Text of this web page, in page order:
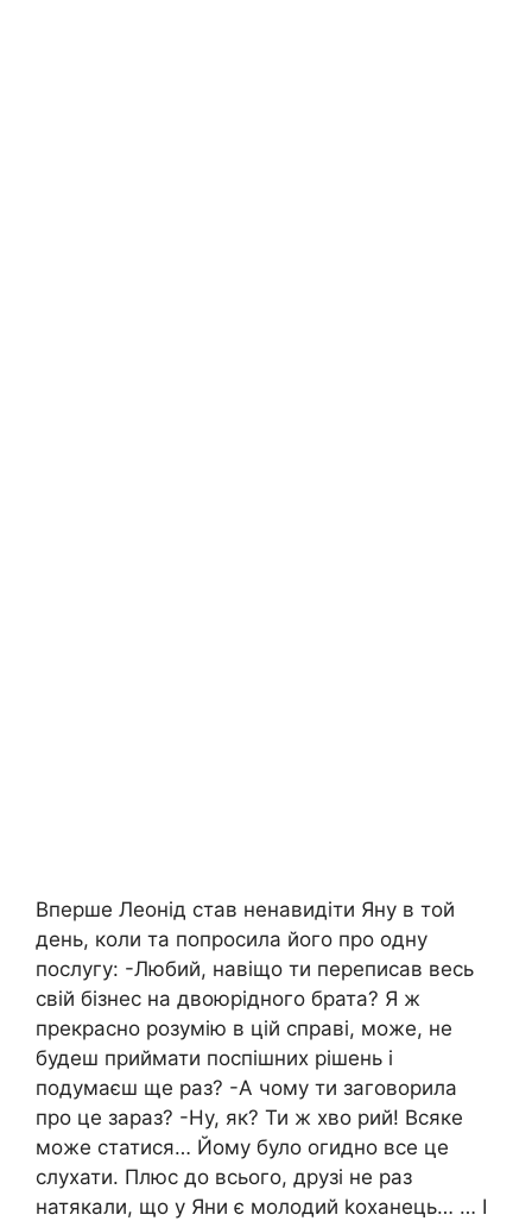
Вперше Леонід став ненавидіти Яну в той
день, коли та попросила його про одну
послугу: -Любий, навіщо ти переписав весь
свій бізнес на двоюрідного брата? Я ж
прекрасно розумію в цій справі, може, не
будеш приймати поспішних рішень і
подумаєш ще раз? -А чому ти заговорила
про це зараз? -Ну, як? Ти ж хво рий! Всяке
може статися… Йому було огидно все це
слухати. Плюс до всього, друзі не раз
натякали, що у Яни є молодий kоханець… … І